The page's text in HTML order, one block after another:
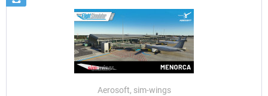
Aerosoft, sim-wings